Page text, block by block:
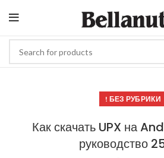
! БЕЗ РУБРИКИ
Как скачать UPX на
руководство